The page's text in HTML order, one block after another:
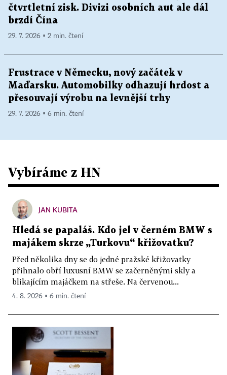
čtvrtletní zisk. Divizi osobních aut ale dál
brzdí Čína
29. 7. 2026 ▪ 2 min. čtení
Frustrace v Německu, nový začátek v
Maďarsku. Automobilky odhazují hrdost a
přesouvají výrobu na levnější trhy
29. 7. 2026 ▪ 6 min. čtení
Vybíráme z HN
JAN KUBITA
Hledá se papaláš. Kdo jel v černém BMW s
majákem skrze „Turkovu“ křižovatku?
Před několika dny se do jedné pražské křižovatky
přihnalo obří luxusní BMW se začerněnými skly a
blikajícím majáčkem na střeše. Na červenou...
4. 8. 2026 ▪ 6 min. čtení